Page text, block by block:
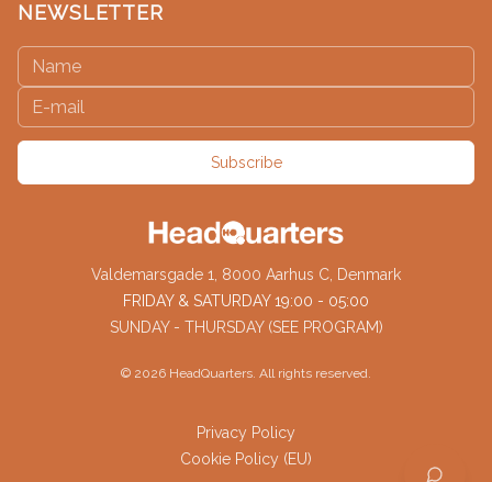
NEWSLETTER
Subscribe
Valdemarsgade 1, 8000 Aarhus C, Denmark
FRIDAY & SATURDAY 19:00 - 05:00
SUNDAY - THURSDAY (SEE PROGRAM)
© 2026 HeadQuarters. All rights reserved.
Privacy Policy
Cookie Policy (EU)